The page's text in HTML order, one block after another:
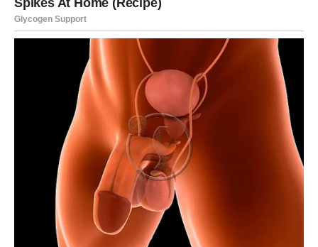
Pred vama su dani ispunjeni ljubavlju, osmijesima i
lijepim zajedničkim trenucima.